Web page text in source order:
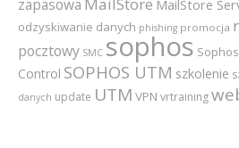
zapasowa MailStore MailStore
odzyskiwanie danych phishing promocja
pocztowy SMC sophos
Control SOPHOS UTM szkolenie
danych update UTM VPN vrtraining